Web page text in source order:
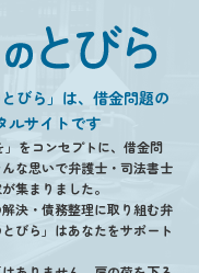
びら」は、借金問題の
ルサイトです
」をコンセプトに、借金問
な思いで弁護士・司法書士
集まりました。
決・債務整理に取り組む弁
びら」はあなたをサポート